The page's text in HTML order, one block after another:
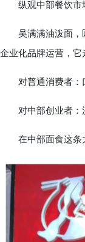
纵观中部餐饮市场
吴满满油泼面，匠
企业化品牌运营，它
对普通消费者：口
对中部创业者：沉
在中部面食这条大